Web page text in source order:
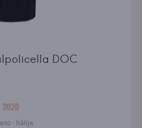
DOC
2020
· Itālija